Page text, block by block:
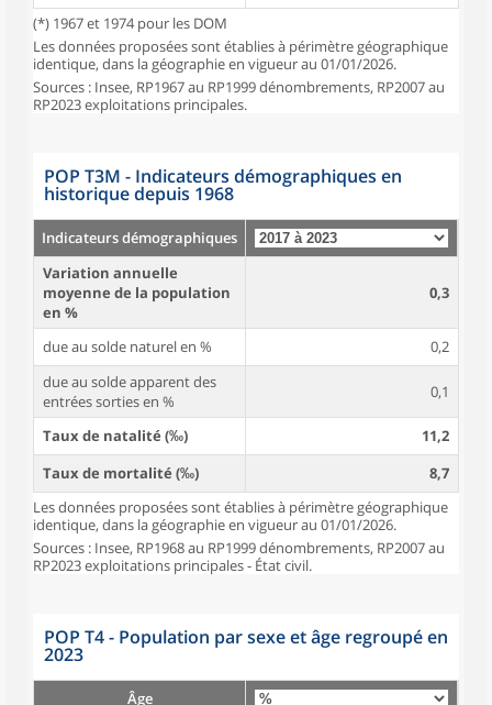
(*) 1967 et 1974 pour les DOM
Les données proposées sont établies à périmètre géographique
identique, dans la géographie en vigueur au 01/01/2026.
Sources : Insee, RP1967 au RP1999 dénombrements, RP2007 au
RP2023 exploitations principales.
POP T3M - Indicateurs démographiques en
historique depuis 1968
Indicateurs démographiques
Variation annuelle
moyenne de la population
en %
0,3
due au solde naturel en %
0,2
due au solde apparent des
entrées sorties en %
0,1
Taux de natalité (‰)
11,2
Taux de mortalité (‰)
8,7
Les données proposées sont établies à périmètre géographique
identique, dans la géographie en vigueur au 01/01/2026.
Sources : Insee, RP1968 au RP1999 dénombrements, RP2007 au
RP2023 exploitations principales - État civil.
POP T4 - Population par sexe et âge regroupé en
2023
Âge